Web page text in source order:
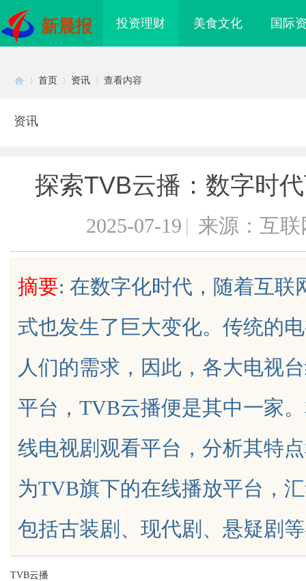
新晨报 投资理财 美食文化 国际
uz
首页 资讯 查看内容
资讯
探索TVB云播：数字时
2025-07-19 | 来源：互联
摘要: 在数字化时代，随着互联
式也发生了巨大变化。传统的
人们的需求，因此，各大电视
平台，TVB云播便是其中一家
线电视剧观看平台，分析其特
为TVB旗下的在线播放平台，
包括古装剧、现代剧、悬疑剧
TVB云播
花钱，ai却天天给他免费派单？